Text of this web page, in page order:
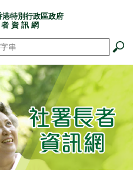
特別行政區政府
資 訊 網